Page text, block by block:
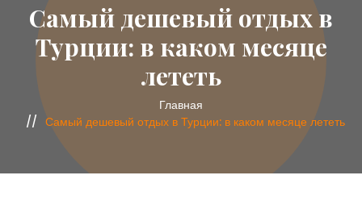
Самый дешевый отдых в
Турции: в каком месяце
лететь
Главная
Самый дешевый отдых в Турции: в каком месяце лететь